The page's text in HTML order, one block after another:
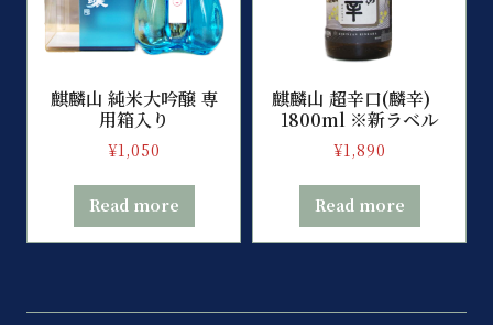
麒麟山 純米大吟醸 専
用箱入り
¥1,050
Read more
麒麟山 超辛口(麟辛)
1800ml ※新ラベル
¥1,890
Read more